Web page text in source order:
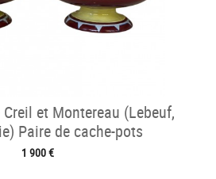
et Montereau (Lebeuf,
Paire de cache-pots
1 900 €